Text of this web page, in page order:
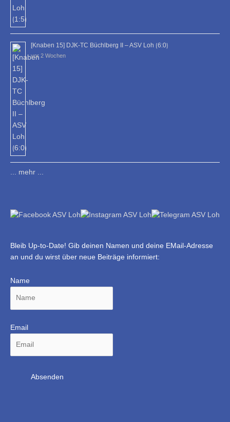
[Knaben 15] DJK-TC Büchlberg II – ASV Loh ⟮6:0⟯
vor 2 Wochen
... mehr ...
Bleib Up-to-Date! Gib deinen Namen und deine EMail-Adresse
an und du wirst über neue Beiträge informiert:
Name
Email